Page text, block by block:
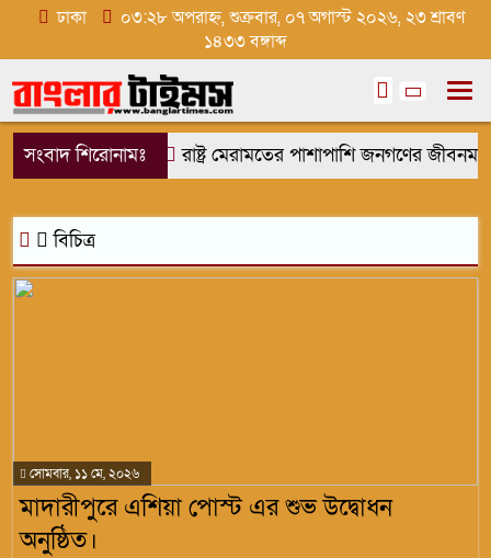
ঢাকা
০৩:২৮ অপরাহ্ন, শুক্রবার, ০৭ অগাস্ট ২০২৬, ২৩ শ্রাবণ
১৪৩৩ বঙ্গাব্দ
সংবাদ শিরোনামঃ রাষ্ট্র মেরামতের পাশাপাশি জনগণের
বিচিত্র
সোমবার, ১১ মে, ২০২৬
মাদারীপুরে এশিয়া পোস্ট এর শুভ উদ্বোধন
অনুষ্ঠিত।